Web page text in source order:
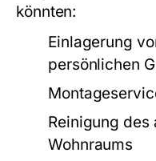
könnten:
Einlagerung
persönlichen
Reinigung des
Wohnraums